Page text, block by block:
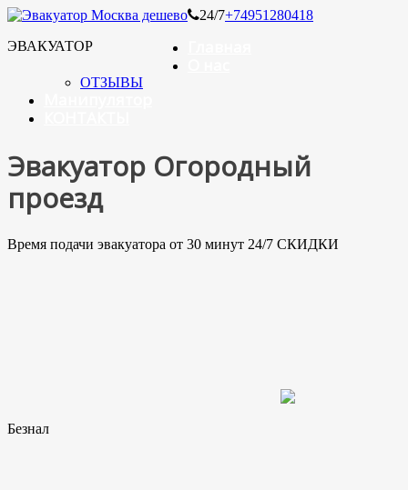
ЭВАКУАТОР
24/7+74951280418
ОТЗЫВЫ
Эвакуатор Огородный
проезд
Время подачи эвакуатора от 30 минут 24/7 СКИДКИ
Безнал